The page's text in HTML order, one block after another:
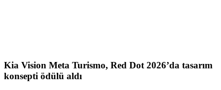
Kia Vision Meta Turismo, Red Dot 2026’da tasarım
konsepti ödülü aldı